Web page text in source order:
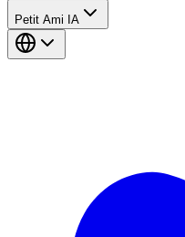
Petit Ami IA